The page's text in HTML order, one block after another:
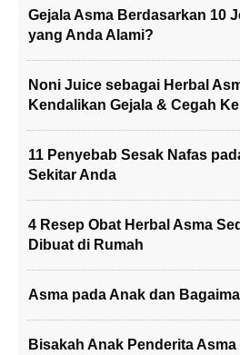
Gejala Asma Berdasarkan 10
yang Anda Alami?
Noni Juice sebagai Herbal
Kendalikan Gejala & Cegah
11 Penyebab Sesak Nafas
Sekitar Anda
4 Resep Obat Herbal Asma
Dibuat di Rumah
Asma pada Anak dan
Bisakah Anak Penderita